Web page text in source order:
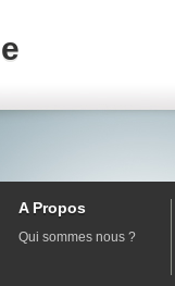
A Propos
Qui sommes nous ?